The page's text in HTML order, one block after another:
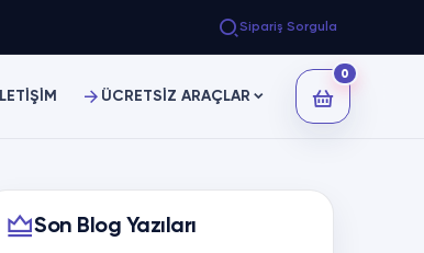
Sipariş Sorgula
İLETİŞİM ÜCRETSİZ ARAÇLAR
0
Son Blog Yazıları